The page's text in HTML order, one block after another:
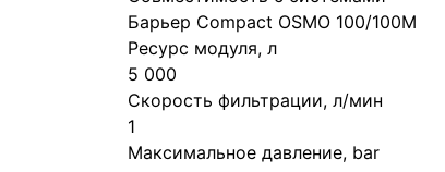
Барьер Compact OSMO 100/100M
Ресурс модуля, л
5 000
Скорость фильтрации, л/мин
1
Максимальное давление, bar